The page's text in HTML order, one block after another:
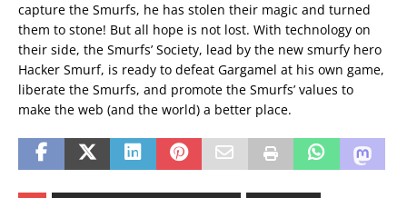
capture the Smurfs, he has stolen their magic and turned
them to stone! But all hope is not lost. With technology on
their side, the Smurfs’ Society, lead by the new smurfy hero
Hacker Smurf, is ready to defeat Gargamel at his own game,
liberate the Smurfs, and promote the Smurfs’ values to
make the web (and the world) a better place.